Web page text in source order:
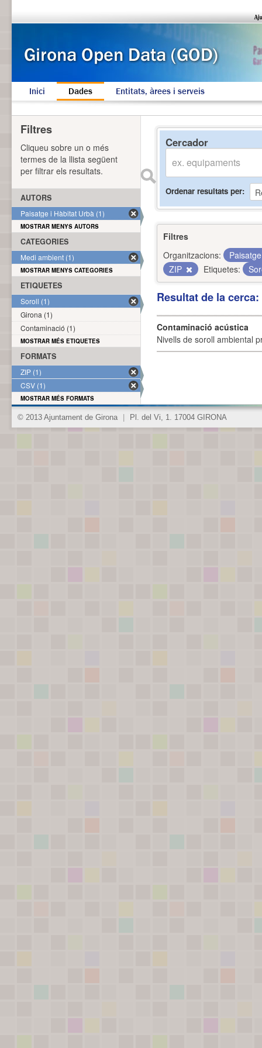
Inici Dades Entitats, àrees i serveis
Cercador
Ordenar resultats per
Filtres
Organitzacions:
ZIP
Etiquetes:
Resultat de la
Contaminació acústica
Nivells de soroll ambiental
Filtres
Cliqueu sobre un o més
termes de la llista següent
per filtrar els resultats.
AUTORS
Paisatge i Hàbitat Urbà (1)
MOSTRAR MENYS AUTORS
CATEGORIES
Medi ambient (1)
MOSTRAR MENYS CATEGORIES
ETIQUETES
Soroll (1)
Girona (1)
Contaminació (1)
MOSTRAR MÉS ETIQUETES
FORMATS
ZIP (1)
CSV (1)
MOSTRAR MÉS FORMATS
© 2013 Ajuntament de Girona Pl. del Vi, 1. 17004 GIRONA